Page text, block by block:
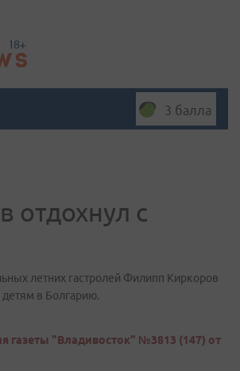
3 балла
отдохнул с
летних гастролей Филипп Киркоров
в Болгарию.
газеты "Владивосток" №3813 (147) от